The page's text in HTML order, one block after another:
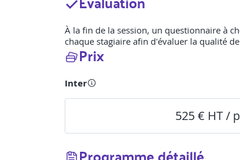
À la fin de la session, un questionnaire à
chaque stagiaire afin d'évaluer la qualité
Prix
Inter
525 € HT /